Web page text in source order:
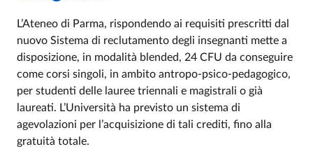
L’Ateneo di Parma, rispondendo ai requisiti prescritti dal
nuovo Sistema di reclutamento degli insegnanti mette a
disposizione, in modalità blended, 24 CFU da conseguire
come corsi singoli, in ambito antropo-psico-pedagogico,
per studenti delle lauree triennali e magistrali o già
laureati. L’Università ha previsto un sistema di
agevolazioni per l’acquisizione di tali crediti, fino alla
gratuità totale.